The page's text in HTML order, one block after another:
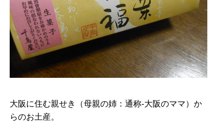
大阪に住む親せき（母親の姉：通称-大阪のママ）か
らのお土産。